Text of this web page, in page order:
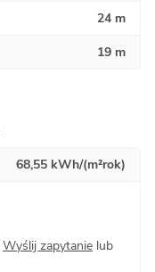
24 m
19 m
68,55 kWh/(m²rok)
Wyślij zapytanie lub